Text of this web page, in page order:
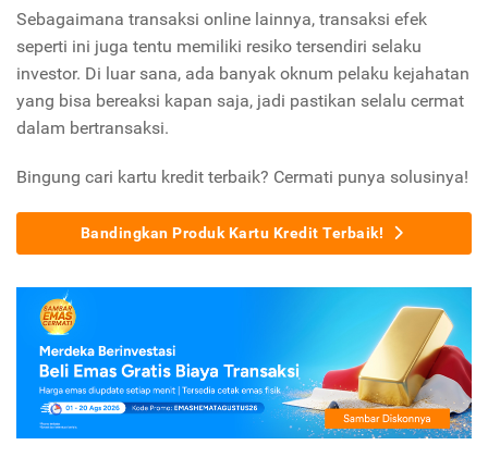
Sebagaimana transaksi online lainnya, transaksi efek
seperti ini juga tentu memiliki resiko tersendiri selaku
investor. Di luar sana, ada banyak oknum pelaku kejahatan
yang bisa bereaksi kapan saja, jadi pastikan selalu cermat
dalam bertransaksi.
Bingung cari kartu kredit terbaik? Cermati punya solusinya!
Bandingkan Produk Kartu Kredit Terbaik!